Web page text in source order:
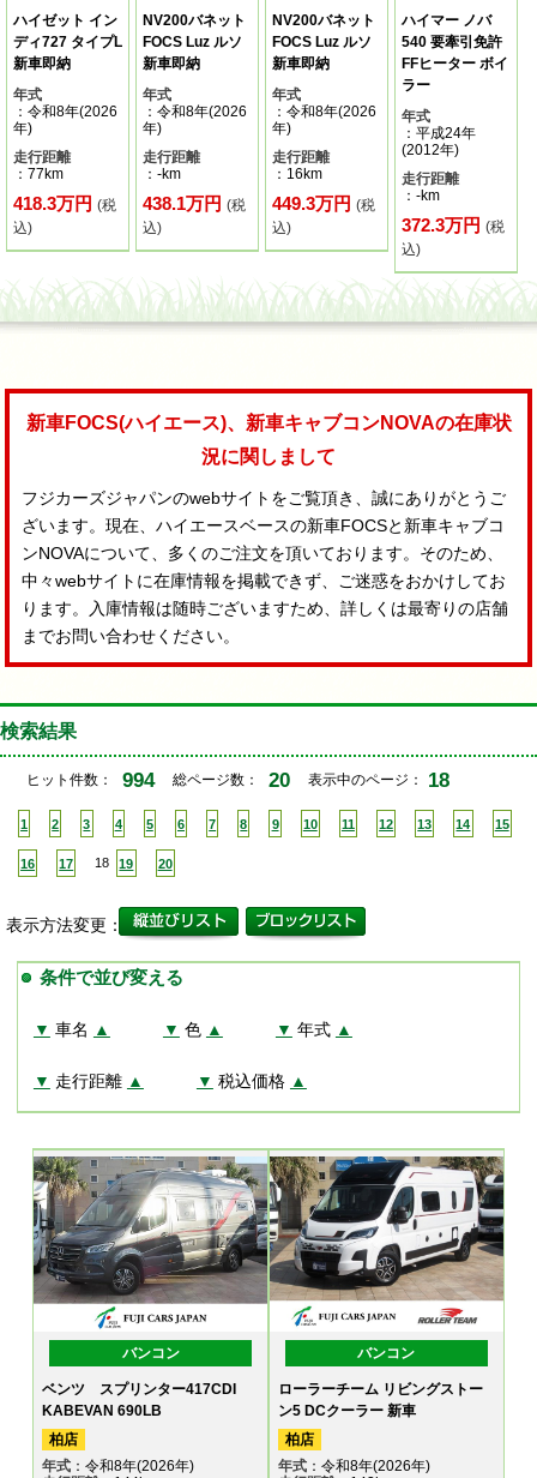
ハイゼット イン
ディ727 タイプL
新車即納
年式
：令和8年(2026
年)
走行距離
：77km
418.3万円 (税
込)
NV200バネット
FOCS Luz ルソ
新車即納
年式
：令和8年(2026
年)
走行距離
：-km
438.1万円(税
込)
NV200バネット
FOCS Luz ルソ
新車即納
年式
：令和8年(2026
年)
走行距離
：16km
449.3万円(税
込)
ハイマー ノバ
540 要牽引免許
FFヒーター ボイ
ラー
年式
：平成24年
(2012年)
走行距離
：-km
372.3万円(税
込)
新車FOCS(ハイエース)、新車キャブコンNOVAの在庫状
況に関しまして
フジカーズジャパンのwebサイトをご覧頂き、誠にありがとうご
ざいます。現在、ハイエースベースの新車FOCSと新車キャブコ
ンNOVAについて、多くのご注文を頂いております。そのため、
中々webサイトに在庫情報を掲載できず、ご迷惑をおかけしてお
ります。入庫情報は随時ございますため、詳しくは最寄りの店舗
までお問い合わせください。
検索結果
ヒット件数： 994 総ページ数： 20 表示中のページ： 18
1 2 3 4 5 6 7 8 9 10 11 12 13 14 15
16 17 18 19 20
表示方法変更：
条件で並び変える
▼ 車名 ▲ ▼ 色 ▲ ▼ 年式 ▲
▼ 走行距離 ▲ ▼ 税込価格 ▲
バンコン
ベンツ スプリンター417CDI
KABEVAN 690LB
柏店
年式 ：令和8年(2026年)
バンコン
ローラーチーム リビングストー
ン5 DCクーラー 新車
柏店
年式：令和8年(2026年)